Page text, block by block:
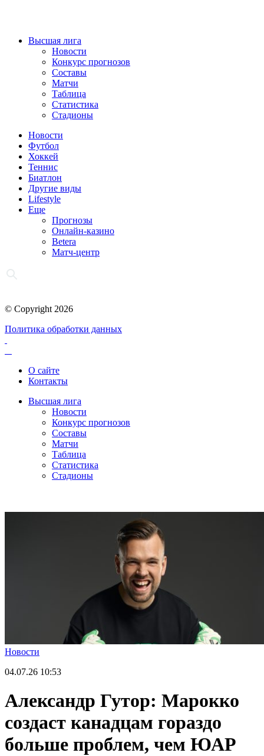
Высшая лига
Новости
Конкурс прогнозов
Составы
Матчи
Таблица
Статистика
Стадионы
Новости
Футбол
Хоккей
Теннис
Биатлон
Другие виды
Lifestyle
Еще
Прогнозы
Онлайн-казино
Betera
Матч-центр
© Copyright 2026
Политика обработки данных
О сайте
Контакты
Высшая лига
Новости
Конкурс прогнозов
Составы
Матчи
Таблица
Статистика
Стадионы
Новости
04.07.26 10:53
Александр Гутор: Марокко
создаст канадцам гораздо
больше проблем, чем ЮАР